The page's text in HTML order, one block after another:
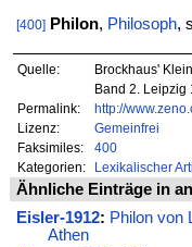
[400] Philon, Philosoph,
Quelle:
Brockhaus'
Band 2. Leipzig
Permalink:
http://
Lizenz:
Gemeinfrei
Faksimiles:
400
Kategorien:
Lexikalischer
Ähnliche Einträge in
Eisler-1912: Philon von
Athen